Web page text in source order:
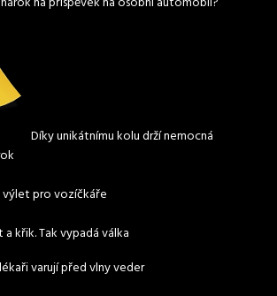
Díky unikátnímu kolu drží nemocná
výlet pro vozíčkáře
a křik. Tak vypadá válka
varují před vlny veder